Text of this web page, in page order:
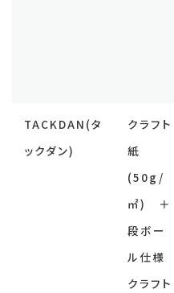
TACKDAN(タ
ックダン)
クラフト
紙
(50g/
㎡) ＋
段ボー
ル仕様
クラフト